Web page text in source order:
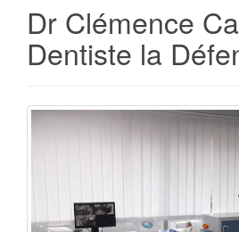
Dr Clémence
Dentiste la